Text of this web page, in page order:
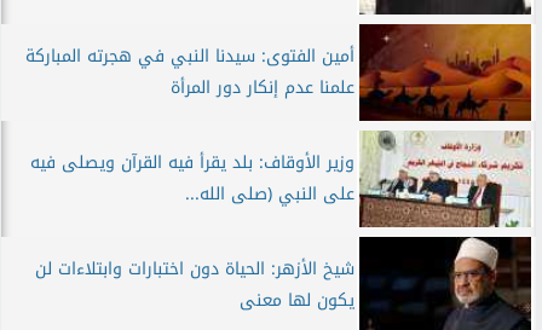
أمين الفتوى: سيدنا النبي في هجرته المباركة
علمنا عدم إنكار دور المرأة
وزير الأوقاف: بلد يقرأ فيه القرآن ويصلى فيه
على النبي (صلى الله...
شيخ الأزهر: الحياة دون اختبارات وابتلاءات لن
يكون لها معنى